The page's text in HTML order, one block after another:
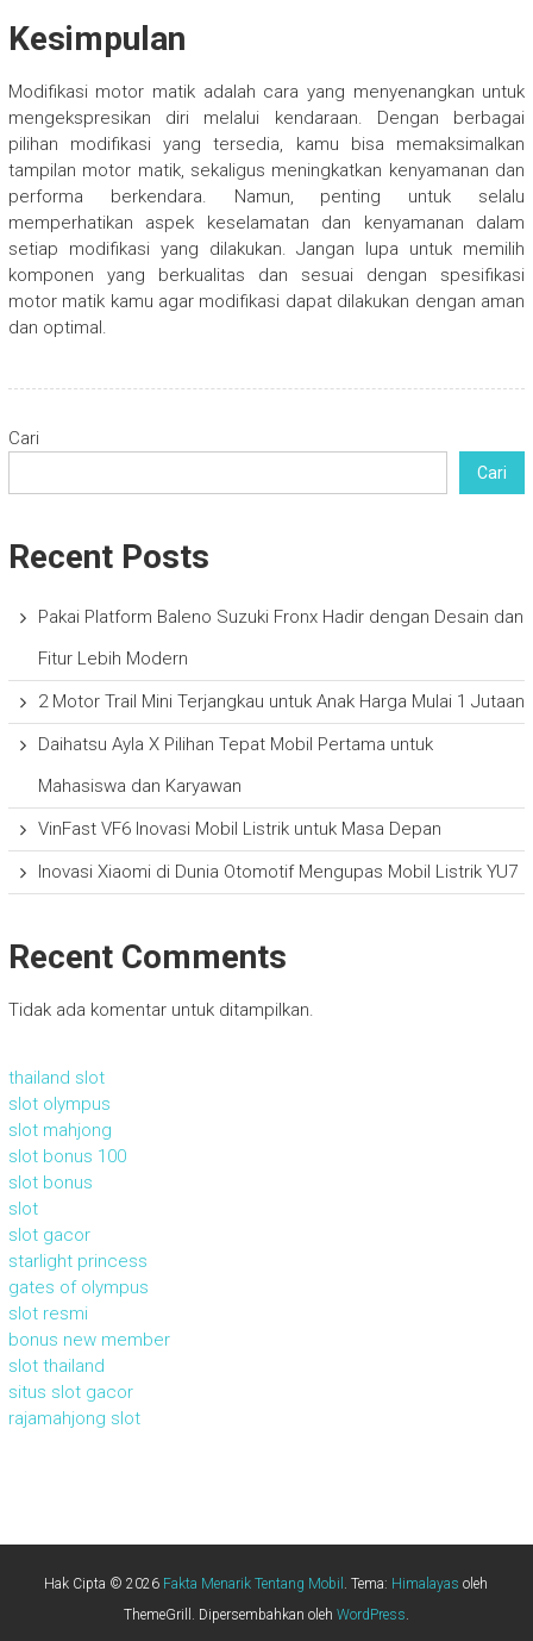
Kesimpulan
Modifikasi motor matik adalah cara yang menyenangkan untuk
mengekspresikan diri melalui kendaraan. Dengan berbagai
pilihan modifikasi yang tersedia, kamu bisa memaksimalkan
tampilan motor matik, sekaligus meningkatkan kenyamanan dan
performa berkendara. Namun, penting untuk selalu
memperhatikan aspek keselamatan dan kenyamanan dalam
setiap modifikasi yang dilakukan. Jangan lupa untuk memilih
komponen yang berkualitas dan sesuai dengan spesifikasi
motor matik kamu agar modifikasi dapat dilakukan dengan aman
dan optimal.
Cari
Cari
Recent Posts
Pakai Platform Baleno Suzuki Fronx Hadir dengan Desain dan
Fitur Lebih Modern
2 Motor Trail Mini Terjangkau untuk Anak Harga Mulai 1 Jutaan
Daihatsu Ayla X Pilihan Tepat Mobil Pertama untuk
Mahasiswa dan Karyawan
VinFast VF6 Inovasi Mobil Listrik untuk Masa Depan
Inovasi Xiaomi di Dunia Otomotif Mengupas Mobil Listrik YU7
Recent Comments
Tidak ada komentar untuk ditampilkan.
thailand slot
slot olympus
slot mahjong
slot bonus 100
slot bonus
slot
slot gacor
starlight princess
gates of olympus
slot resmi
bonus new member
slot thailand
situs slot gacor
rajamahjong slot
Hak Cipta © 2026 Fakta Menarik Tentang Mobil . Tema: Himalayas oleh
ThemeGrill. Dipersembahkan oleh WordPress.